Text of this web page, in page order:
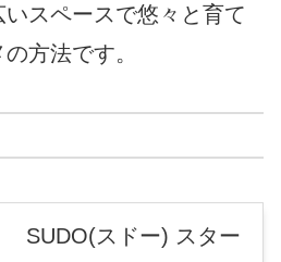
スペースで悠々と育て
方法です。
SUDO(スドー) スター